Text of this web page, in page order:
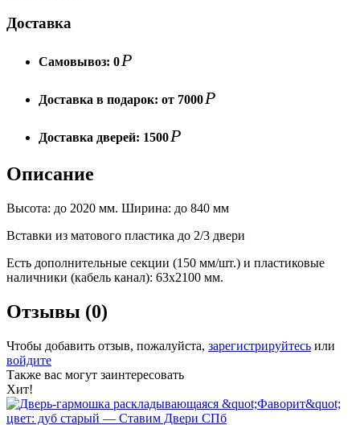
Доставка
Самовывоз: 0Р
Доставка в подарок: от 7000Р
Доставка дверей: 1500Р
Описание
Высота: до 2020 мм. Ширина: до 840 мм
Вставки из матового пластика до 2/3 двери
Есть дополнительные секции (150 мм/шт.) и пластиковые
наличники (кабель канал): 63х2100 мм.
Отзывы (0)
Чтобы добавить отзыв, пожалуйста, зарегистрируйтесь или
войдите
Также вас могут заинтересовать
Хит!